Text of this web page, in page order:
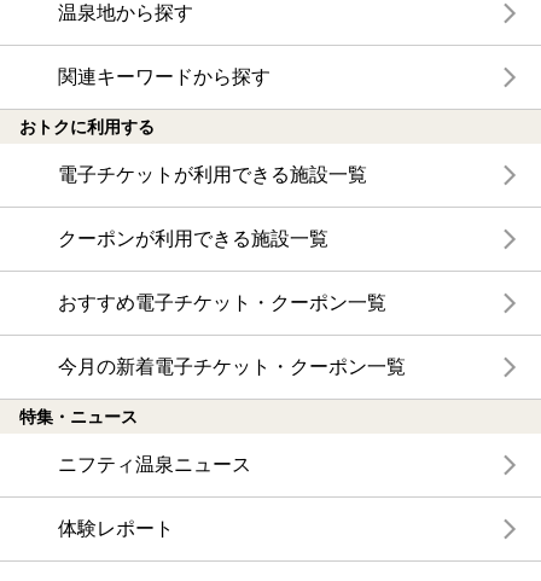
温泉地から探す
関連キーワードから探す
おトクに利用する
電子チケットが利用できる施設一覧
クーポンが利用できる施設一覧
おすすめ電子チケット・クーポン一覧
今月の新着電子チケット・クーポン一覧
特集・ニュース
ニフティ温泉ニュース
体験レポート